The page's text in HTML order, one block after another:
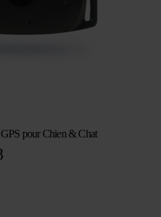
pour Chien & Chat
Le